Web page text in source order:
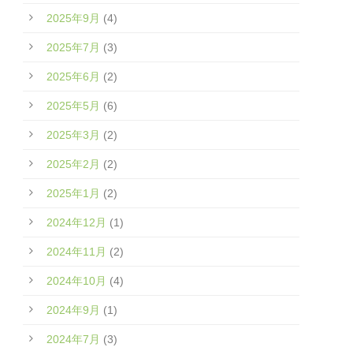
2025年9月 (4)
2025年7月 (3)
2025年6月 (2)
2025年5月 (6)
2025年3月 (2)
2025年2月 (2)
2025年1月 (2)
2024年12月 (1)
2024年11月 (2)
2024年10月 (4)
2024年9月 (1)
2024年7月 (3)